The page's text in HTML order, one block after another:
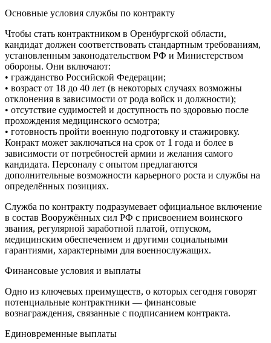
Основные условия службы по контракту
Чтобы стать контрактником в Оренбургской области,
кандидат должен соответствовать стандартным требованиям,
установленным законодательством РФ и Министерством
обороны. Они включают:
• гражданство Российской Федерации;
• возраст от 18 до 40 лет (в некоторых случаях возможны
отклонения в зависимости от рода войск и должности);
• отсутствие судимостей и доступность по здоровью после
прохождения медицинского осмотра;
• готовность пройти военную подготовку и стажировку.
Конракт может заключаться на срок от 1 года и более в
зависимости от потребностей армии и желания самого
кандидата. Персоналу с опытом предлагаются
дополнительные возможности карьерного роста и службы на
определённых позициях.
Служба по контракту подразумевает официальное включение
в состав Вооружённых сил РФ с присвоением воинского
звания, регулярной заработной платой, отпуском,
медицинским обеспечением и другими социальными
гарантиями, характерными для военнослужащих.
Финансовые условия и выплаты
Одно из ключевых преимуществ, о которых сегодня говорят
потенциальные контрактники — финансовые
вознаграждения, связанные с подписанием контракта.
Единовременные выплаты